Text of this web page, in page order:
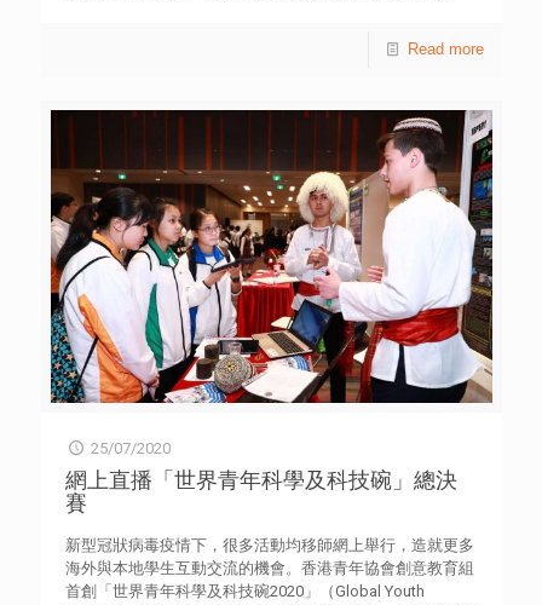
Band，過程中學會與別人溝通，與家人的關係改善了不
少。他為自己訂下目標，希望成為結他導師，教導更多年輕
親及婆婆對自己不離不棄，以及身邊好友和社工的支持，令
他深切反省及決心改變。丞軒的轉變亦令母親抑鬱的情況有
所改善，令他更加珍惜與家人的相處，也會多留時間與家人
相聚及關心她們。 小冰 在父母關係破裂的環境下成長，她
因為渴望得到愛而亂交異性朋友，令她飽受傷害。 離家出
走的一年，小冰過著擔驚受怕的日子，她反思到不能再這樣
傷害自己，決心改變。父親知道她不懂保護自己而感心痛，
對小冰循循善誘。小冰感受到父親的關心，以正面改變報答
父親，珍惜自己。 阿勝 自小流連街頭，經常找藉口不回
家，更踏上吸毒之路。他因販運危險藥物被判入獄。家人不
離不棄，並長途跋涉探訪，看見父母探訪時泣不成聲，感到
十分心痛，決心痛改前非，希望成為弟妹的好榜樣。 懲教
人員鼓勵他發掘自己興趣，於是在獄中學習了一門手藝。現
力賺錢。 阿賢 小時候結交損友，醉心搵快錢，並參與販運
過了近７年的牢獄生涯。 沒有自由的日子，令他深切體會
到自己需要付出的代價有多大，眼見父母每星期風雨不改探
望自己，令他決心出獄後重新做人。在懲教人員及老師的鼓
勵及支持下，他於獄中下定決心發奮向前，於獲釋時考獲學
士學位。 傳媒查詢︰ 香港青年協會傳訊幹事 何詠筠小姐
1.88小時，提升了2.5倍至停學期間的4.72小時【表4】。 受
均分為5.63分（評分由0-10計算，10為非常有信心）【表
5】。 上述研究於2020年3月23日至4月20日期間，以自填
問卷方式，分別訪問了1,039名12至19歲中學生，以及122名
校長或負責帶領學校推行電子學習的學務主任；研究亦歸納
多位專家和學者意見。研究發現，在推行電子學習時，最多
受訪學生面對的困難是缺乏學習氛圍（60.4%），其次為難
以專注學習（56.7%）及影響學習成效（46.8%）【表6】，
反映營造學習氣氛尤其重要。 停課期間的電子教學亦為教
師帶來不少壓力，平均分為6.43分（評分由0-10計算，10為
非常大）【表7】。就能力評價方面，近三成四（33.6%）學
校認同教職員未能有效管理學生進行電子學習的進度；亦有
近三成（29.5%）認為教職員對使用電子工具教學有困難
【表8】。可見教職員在使用電子工具和管理學生學習進度
（82.8%）和近半受訪學生（47.5%）均認為電子學習的成功
關鍵在於學生自主學習【表9】。另受訪學校認為在推行電
子教學時，首要是提高學生的自主學習能力（69.7%）和增
加教師培訓（69.7%），其次是提升學生的科技硬件配備
（45.9%）【表10】。然而，八成受訪學校（80.3%）和過
半學生（53.5%）認為電子教學未能取代實體教學，面對面
的教學效能仍得到一定肯定【表9】。 是項研究亦邀請了5
Read more
25/07/2020
網上直播「世界青年科學及科技碗」總決
賽
新型冠狀病毒疫情下，很多活動均移師網上舉行，造就更多
海外與本地學生互動交流的機會。香港青年協會創意教育組
首創「世界青年科學及科技碗2020」（Global Youth